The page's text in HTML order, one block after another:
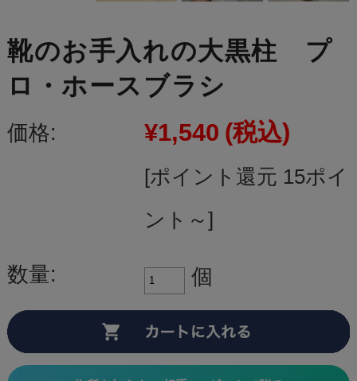
靴のお手入れの大黒柱 プ
ロ・ホースブラシ
価格: ¥1,540 (税込)
[ポイント還元 15ポイ
ント～]
数量: 個